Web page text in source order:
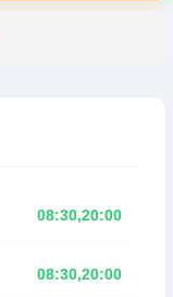
08:30,20:00
08:30,20:00